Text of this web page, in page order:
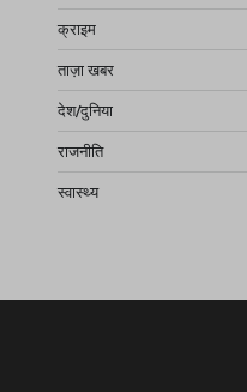
क्राइम
ताज़ा खबर
देश/दुनिया
राजनीति
स्वास्थ्य